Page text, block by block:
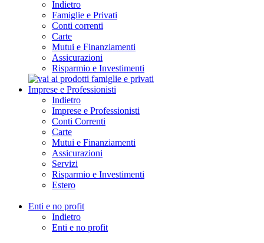
Indietro
Famiglie e Privati
Conti correnti
Carte
Mutui e Finanziamenti
Assicurazioni
Risparmio e Investimenti
Imprese e Professionisti
Indietro
Imprese e Professionisti
Conti Correnti
Carte
Mutui e Finanziamenti
Assicurazioni
Servizi
Risparmio e Investimenti
Estero
Enti e no profit
Indietro
Enti e no profit